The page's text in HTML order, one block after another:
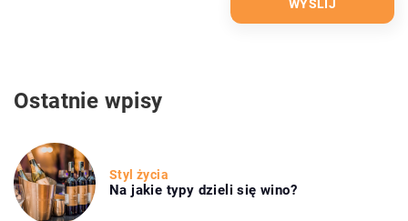
Ostatnie wpisy
Styl życia
Na jakie typy dzieli się wino?